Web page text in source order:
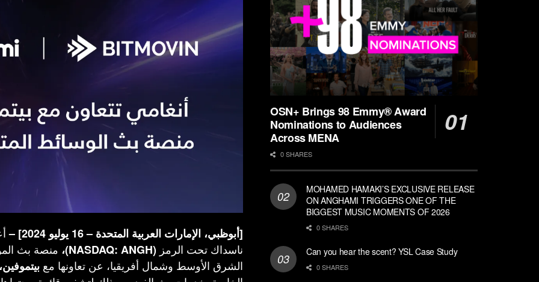
[أبوظبي، الإمارات العربية المتحدة – 16 يوليو 2024] –
ناسداك تحت الرمز (NASDAQ: ANGH)،
منصة بث
الشرق الأوسط وشمال أفريقيا، عن تعاونها مع
OSN+ Brings 98 Emmy® Award
Nominations to Audiences
Across MENA
0 SHARES
MOHAMED HAMAKI’S EXCLUSIVE RELEASE
ON ANGHAMI TRIGGERS ONE OF THE
BIGGEST MUSIC MOMENTS OF 2026
0 SHARES
Can you hear the scent? YSL Case Study
0 SHARES